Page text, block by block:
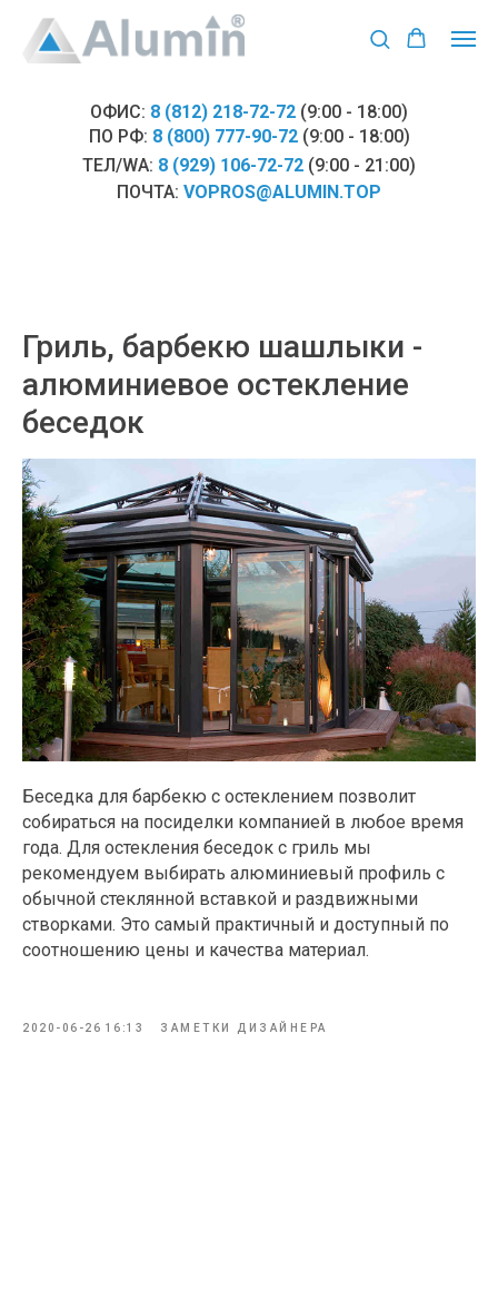
ОФИС: 8 (812) 218-72-72 (9:00 - 18:00)
ПО РФ: 8 (800) 777-90-72 (9:00 - 18:00)
ТЕЛ/WA: 8 (929) 106-72-72 (9:00 - 21:00)
ПОЧТА: VOPROS@ALUMIN.TOP
Гриль, барбекю шашлыки -
алюминиевое остекление
беседок
Беседка для барбекю с остеклением позволит
собираться на посиделки компанией в любое время
года. Для остекления беседок с гриль мы
рекомендуем выбирать алюминиевый профиль с
обычной стеклянной вставкой и раздвижными
створками. Это самый практичный и доступный по
соотношению цены и качества материал.
2020-06-26 16:13 ЗАМЕТКИ ДИЗАЙНЕРА